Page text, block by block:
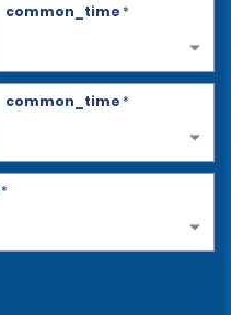
common_time*
common_time*
*